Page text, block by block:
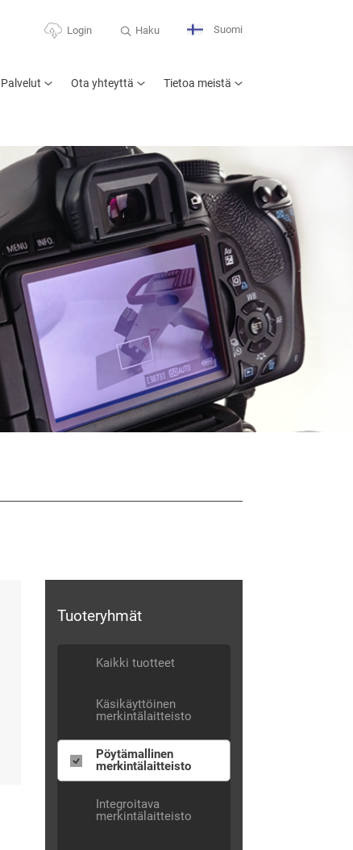
Login Haku Suomi
Palvelut Ota yhteyttä Tietoa meistä
Tuoteryhmät
Kaikki tuotteet
Käsikäyttöinen
merkintälaitteisto
Pöytämallinen
merkintälaitteisto
Integroitava
merkintälaitteisto